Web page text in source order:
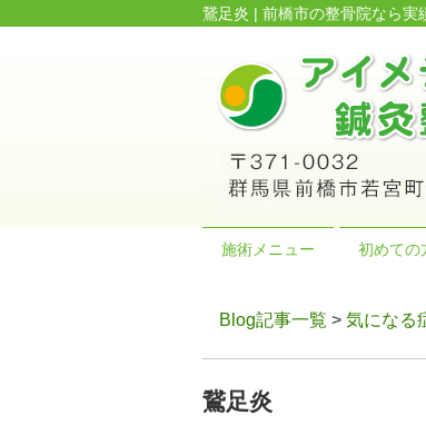
鵞足炎 | 前橋市の整骨院なら実
施術メニュー 初めての
Blog記事一覧 > 気になる
鵞足炎